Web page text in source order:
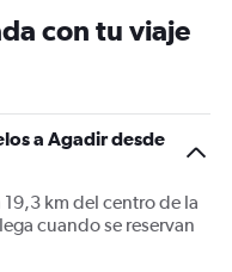
con tu viaje
a Agadir desde
km del centro de la
cuando se reservan